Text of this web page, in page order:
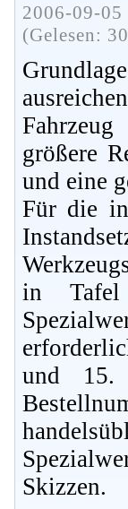
2006-09-
(Gelesen:
größere
und eine
Für die in
in Tafel
und 15.
Skizzen.